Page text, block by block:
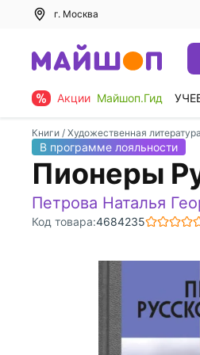
г. Москва
Акции Майшоп.Гид
Книги / Художественная литература
В программе лояльности
Пионеры
Петрова Наталья
Код товара:4684235